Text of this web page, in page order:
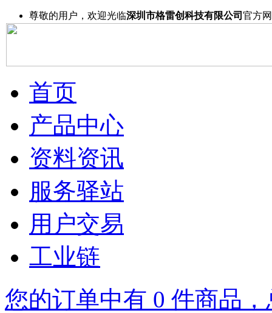
尊敬的用户，欢迎光临深圳市格雷创科技有限公司 官方
首页
产品中心
资料资讯
服务驿站
用户交易
工业链
您的订单中有 0 件商品